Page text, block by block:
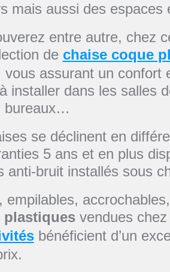
mais aussi des espaces
entre autre, chez
de chaise coque
vous assurant un confort
installer dans les salles
bureaux…
se déclinent en
5 ans et en plus
anti-bruit installés sous
empilables,
plastiquesvendues
bénéficient d’un